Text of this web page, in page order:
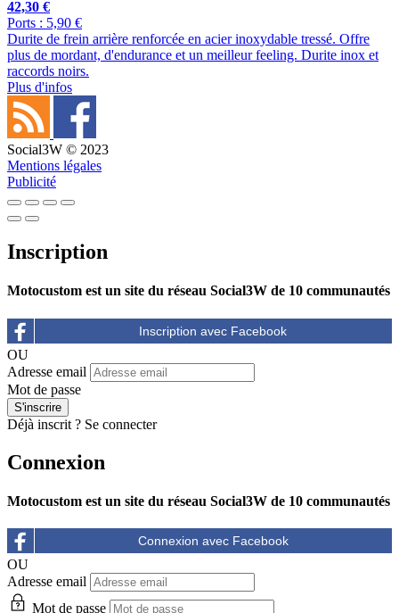
42,30 €
Ports : 5,90 €
Durite de frein arrière renforcée en acier inoxydable tressé. Offre
plus de mordant, d'endurance et un meilleur feeling. Durite inox et
raccords noirs.
Plus d'infos
Social3W © 2023
Mentions légales
Publicité
Inscription
Motocustom est un site du réseau Social3W de 10 communautés
OU
Adresse email
Mot de passe
Déjà inscrit ? Se connecter
Connexion
Motocustom est un site du réseau Social3W de 10 communautés
OU
Adresse email
Mot de passe